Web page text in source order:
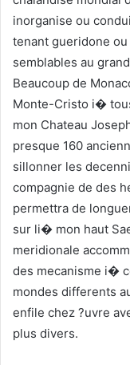
inorganise ou
tenant gueridone
semblables au
Beaucoup de
Monte-Cristo i�
mon Chateau
presque 160
sillonner les
compagnie de des
permettra de
sur li� mon haut
meridionale
des mecanisme i�
mondes differents
enfile chez ?uvre
plus divers.